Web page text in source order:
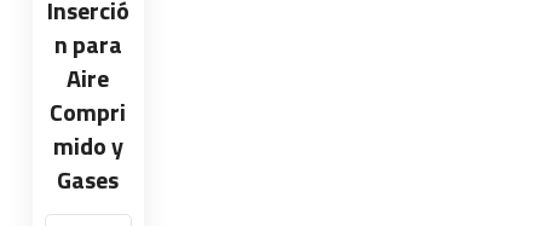
Inserció
n para
Aire
Compri
mido y
Gases